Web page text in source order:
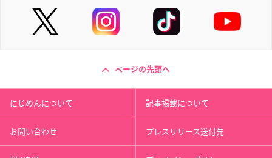
ページの先頭へ
にじめんについて 記事掲載について
お問い合わせ プレスリリース送付先